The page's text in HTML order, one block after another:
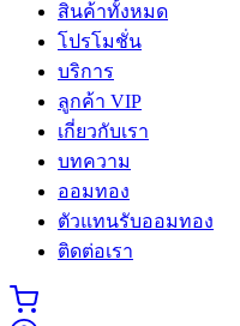
สินค้าทั้งหมด
โปรโมชั่น
บริการ
ลูกค้า VIP
เกี่ยวกับเรา
บทความ
ออมทอง
ตัวแทนรับออมทอง
ติดต่อเรา